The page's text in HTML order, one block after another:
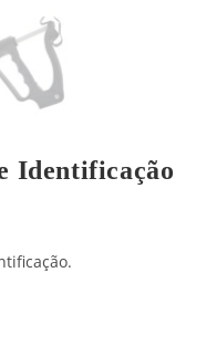
Identificação